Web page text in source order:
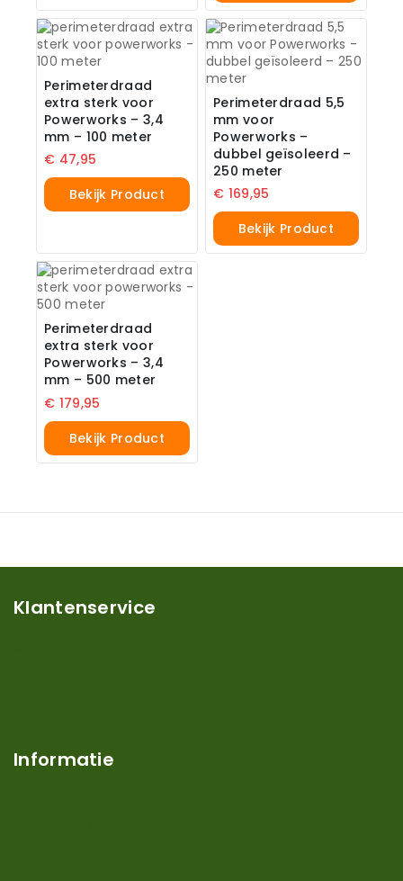
Perimeterdraad
extra sterk voor
Powerworks – 3,4
mm – 100 meter
€ 47,95
Bekijk Product
Perimeterdraad 5,5
mm voor
Powerworks –
dubbel geïsoleerd –
250 meter
€ 169,95
Bekijk Product
Perimeterdraad
extra sterk voor
Powerworks – 3,4
mm – 500 meter
€ 179,95
Bekijk Product
Klantenservice
Informatie